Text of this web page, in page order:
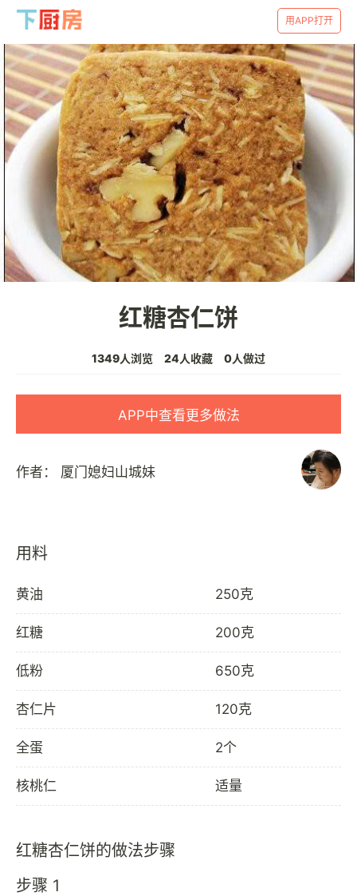
用APP打开
红糖杏仁饼
1349人浏览 24人收藏 0人做过
APP中查看更多做法
作者： 厦门媳妇山城妹
用料
黄油 250克
红糖 200克
低粉 650克
杏仁片 120克
全蛋 2个
核桃仁 适量
红糖杏仁饼的做法步骤
步骤 1